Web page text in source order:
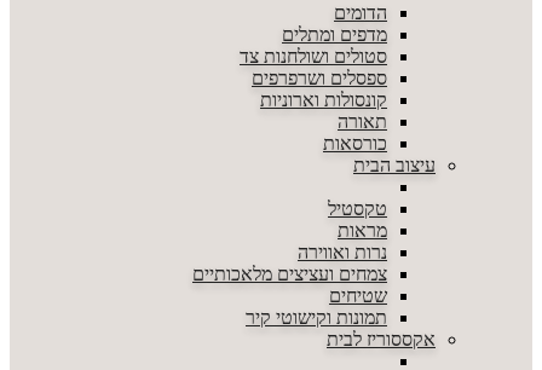
הדומים
מדפים ומתלים
סטולים ושולחנות צד
ספסלים ושרפרפים
קונסולות וארוניות
תאורה
כורסאות
עיצוב הבית
טקסטיל
מראות
נרות ואווירה
צמחים ועציצים מלאכותיים
שטיחים
תמונות וקישוטי קיר
אקססוריז לבית